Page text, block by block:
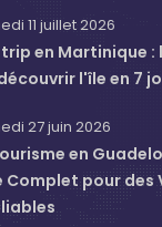
11 juillet 2026
trip en Martinique
l'île en 7
27 juin 2026
en
Complet pour des